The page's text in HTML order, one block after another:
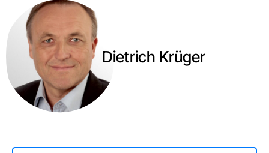
Dietrich Krüger